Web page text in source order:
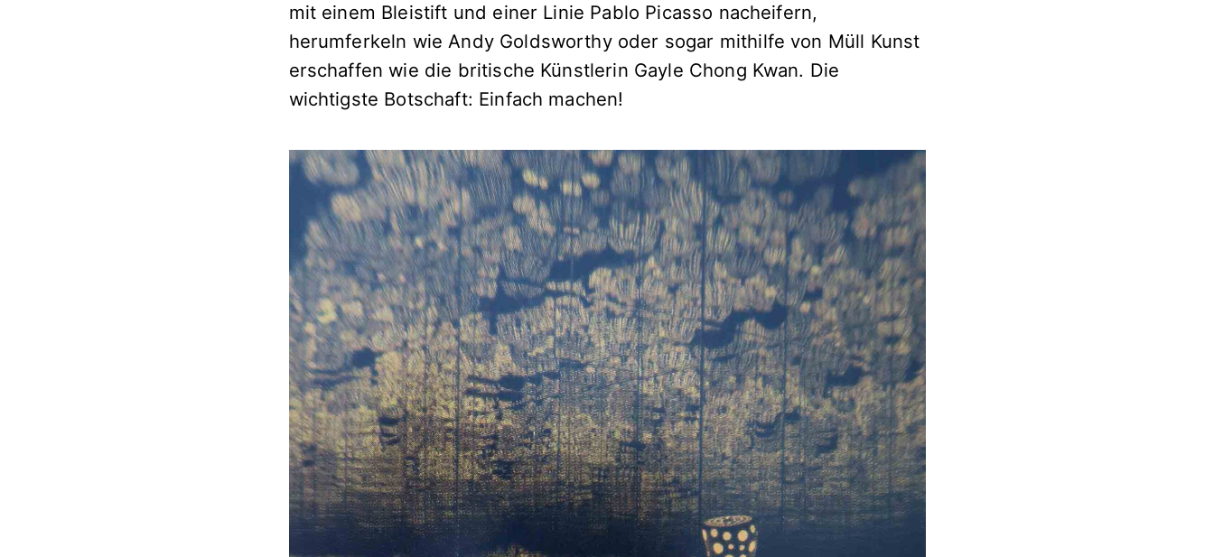
mit einem Bleistift und einer Linie Pablo Picasso nacheifern,
herumferkeln wie Andy Goldsworthy oder sogar mithilfe von Müll Kunst
erschaffen wie die britische Künstlerin Gayle Chong Kwan. Die
wichtigste Botschaft: Einfach machen!